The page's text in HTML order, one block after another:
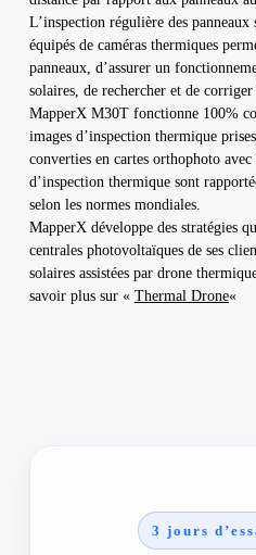
L’inspection régulière des panneaux
équipés de caméras thermiques
panneaux, d’assurer un
solaires, de rechercher et de
MapperX M30T fonctionne 100%
images d’inspection thermique
converties en cartes orthophoto
d’inspection thermique sont
selon les normes mondiales.
MapperX développe des stratégies
centrales photovoltaïques de ses
solaires assistées par drone
savoir plus sur « Thermal Drone«
3 jours